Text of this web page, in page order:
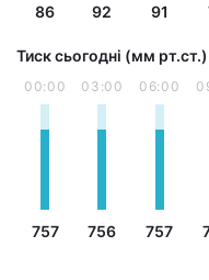
86 92 91
Тиск сьогодні (мм рт.ст.)
00:00
757
03:00
756
06:00
757